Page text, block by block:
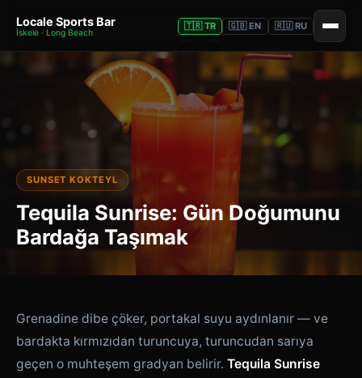
Locale Sports Bar
İskele · Long Beach
🇹🇷 TR 🇬🇧 EN 🇷🇺 RU
SUNSET KOKTEYL
Tequila Sunrise: Gün Doğumunu
Bardağa Taşımak
Grenadine dibe çöker, portakal suyu aydınlanır — ve
bardakta kırmızıdan turuncuya, turuncudan sarıya
geçen o muhteşem gradyan belirir. Tequila Sunrise